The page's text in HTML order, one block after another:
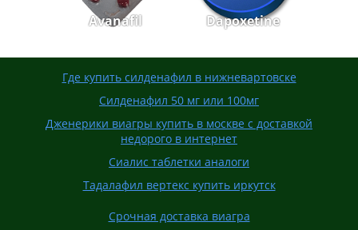
Avanafil Dapoxetine
Где купить силденафил в нижневартовске
Силденафил 50 мг или 100мг
Дженерики виагры купить в москве с доставкой
недорого в интернет
Сиалис таблетки аналоги
Тадалафил вертекс купить иркутск
Срочная доставка виагра